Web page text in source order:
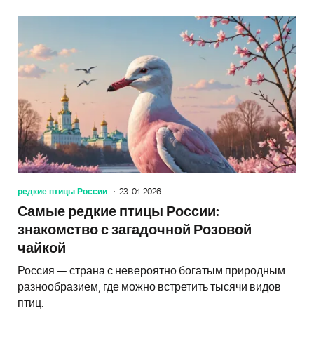
редкие птицы России 23-01-2026
Самые редкие птицы России:
знакомство с загадочной Розовой
чайкой
Россия — страна с невероятно богатым природным
разнообразием, где можно встретить тысячи видов
птиц.